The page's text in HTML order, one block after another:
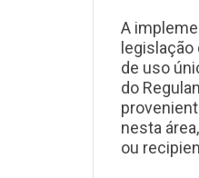
A
legislação
de uso
do
nesta
ou